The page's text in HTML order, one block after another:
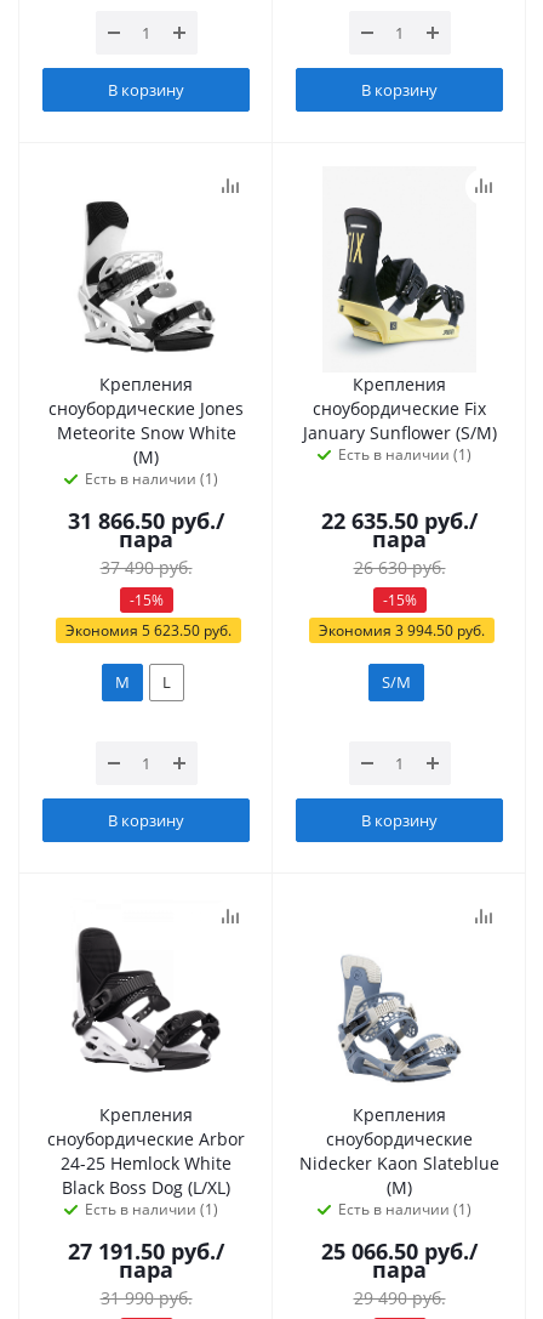
В корзину В корзину
Крепления
сноубордические Jones
Meteorite Snow White
(M)
Есть в наличии (1)
31 866.50 руб./
пара
37 490руб.
-15%
Экономия 5 623.50руб.
M L
В корзину
Крепления
сноубордические Fix
January Sunflower (S/M)
Есть в наличии (1)
22 635.50 руб./
пара
26 630руб.
-15%
Экономия 3 994.50руб.
S/M
В корзину
Крепления
сноубордические Arbor
24-25 Hemlock White
Black Boss Dog (L/XL)
Есть в наличии (1)
27 191.50 руб./
пара
31 990руб.
Крепления
сноубордические
Nidecker Kaon Slateblue
(M)
Есть в наличии (1)
25 066.50 руб./
пара
29 490руб.